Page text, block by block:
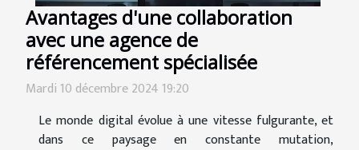
Avantages d'une collaboration
avec une agence de
référencement spécialisée
Mardi 10 décembre 2024 19:20
Le monde digital évolue à une vitesse fulgurante, et
dans ce paysage en constante mutation,